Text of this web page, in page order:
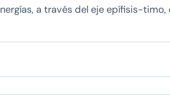
a través del eje epífisis-